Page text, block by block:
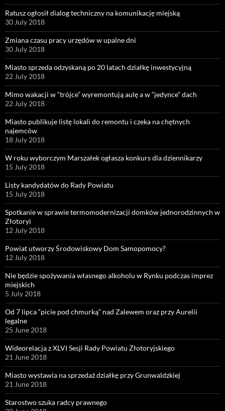
Ratusz ogłosił dialog techniczny na komunikację miejską
30 July 2018
Zmiana czasu pracy urzędów w upalne dni
30 July 2018
Miasto sprzeda odzyskaną po 20 latach działkę inwestycyjną
22 July 2018
Mimo wakacji w “trójce” wyremontują aulę a w “jedynce” dach
22 July 2018
Miasto publikuje listę lokali do remontu i czeka na chętnych
najemców
18 July 2018
W roku wyborczym Marszałek ogłasza konkurs dla dziennikarzy
15 July 2018
Listy kandydatów do Rady Powiatu
15 July 2018
Spotkanie w sprawie termomodernizacji domków jednorodzinnych w
Złotoryi
12 July 2018
Powiat utworzy Środowiskowy Dom Samopomocy?
12 July 2018
Nie będzie spożywania własnego alkoholu w Rynku podczas imprez
miejskich
5 July 2018
Od 7 lipca “picie pod chmurką” nad Zalewem oraz przy Aurelii
legalne
25 June 2018
Wideorelacja z XLVI Sesji Rady Powiatu Złotoryjskiego
21 June 2018
Miasto wystawia na sprzedaż działkę przy Grunwaldzkiej
21 June 2018
Starostwo szuka radcy prawnego